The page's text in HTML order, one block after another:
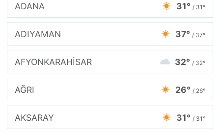
ADANA 31° / 31°
ADIYAMAN 37° / 37°
AFYONKARAHİSAR 32° / 32°
AĞRI 26° / 26°
AKSARAY 31° / 31°